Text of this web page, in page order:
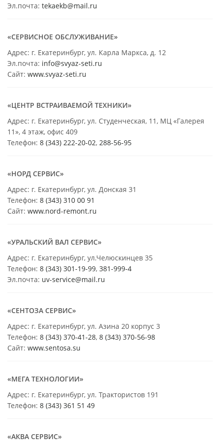
Эл.почта: tekaekb@mail.ru
«СЕРВИСНОЕ ОБСЛУЖИВАНИЕ»
Адрес: г. Екатеринбург, ул. Карла Маркса, д. 12
Эл.почта: info@svyaz-seti.ru
Сайт: www.svyaz-seti.ru
«ЦЕНТР ВСТРАИВАЕМОЙ ТЕХНИКИ»
Адрес: г. Екатеринбург, ул. Студенческая, 11, МЦ «Галерея
11», 4 этаж, офис 409
Телефон: 8 (343) 222-20-02, 288-56-95
«НОРД СЕРВИС»
Адрес: г. Екатеринбург, ул. Донская 31
Телефон: 8 (343) 310 00 91
Сайт: www.nord-remont.ru
«УРАЛЬСКИЙ ВАЛ СЕРВИС»
Адрес: г. Екатеринбург, ул.Челюскинцев 35
Телефон: 8 (343) 301-19-99, 381-999-4
Эл.почта: uv-service@mail.ru
«СЕНТОЗА СЕРВИС»
Адрес: г. Екатеринбург, ул. Азина 20 корпус 3
Телефон: 8 (343) 370-41-28, 8 (343) 370-56-98
Сайт: www.sentosa.su
«МЕГА ТЕХНОЛОГИИ»
Адрес: г. Екатеринбург, ул. Трактористов 191
Телефон: 8 (343) 361 51 49
«АКВА СЕРВИС»